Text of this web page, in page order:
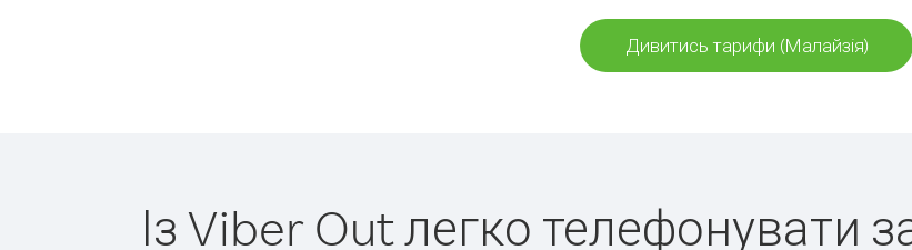
Дивитись тарифи (Малайзія)
Із Viber Out легко телефонувати